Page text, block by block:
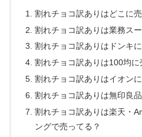
割れチョコ訳ありはどこに
割れチョコ訳ありは業務ス
割れチョコ訳ありはドンキ
割れチョコ訳ありは100均に
割れチョコ訳ありはイオン
割れチョコ訳ありは無印良
割れチョコ訳ありは楽天・
ングで売ってる？